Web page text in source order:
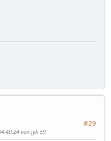
#29
von jyb 59